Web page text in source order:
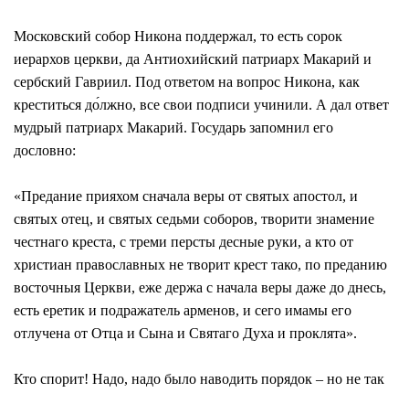
Московский собор Никона поддержал, то есть сорок
иерархов церкви, да Антиохийский патриарх Макарий и
сербский Гавриил. Под ответом на вопрос Никона, как
креститься до́лжно, все свои подписи учинили. А дал ответ
мудрый патриарх Макарий. Государь запомнил его
дословно:
«Предание прияхом сначала веры от святых апостол, и
святых отец, и святых седьми соборов, творити знамение
честнаго креста, с треми персты десные руки, а кто от
христиан православных не творит крест тако, по преданию
восточныя Церкви, еже держа с начала веры даже до днесь,
есть еретик и подражатель арменов, и сего имамы его
отлучена от Отца и Сына и Святаго Духа и проклята».
Кто спорит! Надо, надо было наводить порядок – но не так